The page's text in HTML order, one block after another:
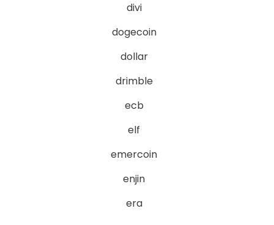
divi
dogecoin
dollar
drimble
ecb
elf
emercoin
enjin
era